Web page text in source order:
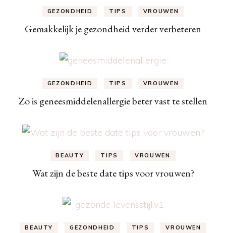
GEZONDHEID TIPS VROUWEN
Gemakkelijk je gezondheid verder verbeteren
GEZONDHEID TIPS VROUWEN
Zo is geneesmiddelenallergie beter vast te stellen
BEAUTY TIPS VROUWEN
Wat zijn de beste date tips voor vrouwen?
BEAUTY GEZONDHEID TIPS VROUWEN